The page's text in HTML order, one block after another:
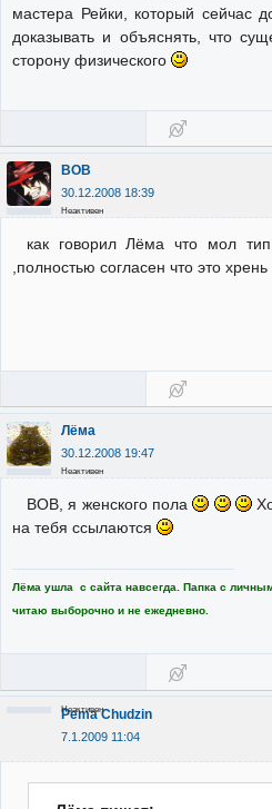
мастера Рейки, который сейчас
доказывать и объяснять, что
сторону физического
BOB
30.12.2008 18:39
Неактивен
как говорил Лёма что мол
,полностью согласен что это
Лёма
30.12.2008 19:47
Неактивен
ВОВ, я женского пола
на тебя ссылаются
Лёма ушла с сайта навсегда. Папка с
читаю выборочно и не ежедневно.
Pema Chudzin
7.1.2009 11:04
Неактивен